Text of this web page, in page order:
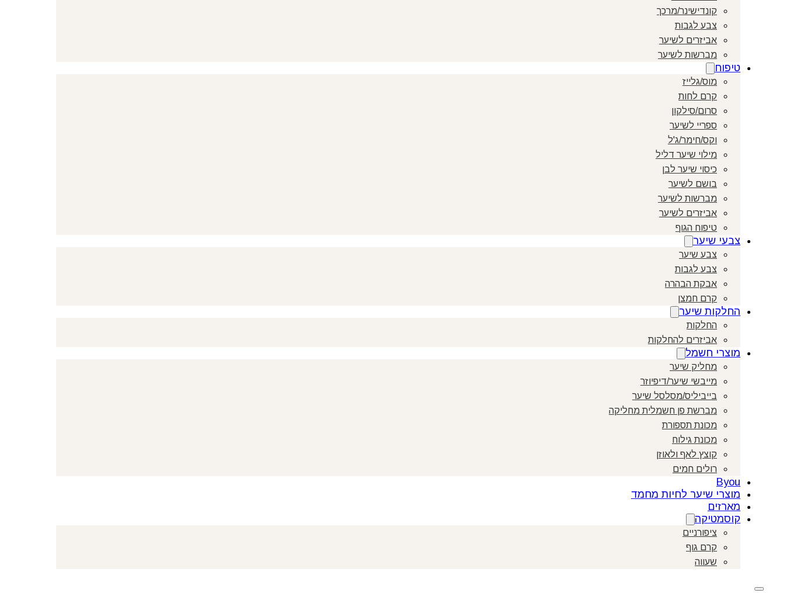
קונדישינר/מרכך
צבע לגבות
אביזרים לשיער
מברשות לשיער
טיפוח
מוס/גלייז
קרם לחות
סרום/סילקון
ספריי לשיער
וקס/חימר/ג'ל
מילוי שיער דליל
כיסוי שיער לבן
בושם לשיער
מברשות לשיער
אביזרים לשיער
טיפוח הגוף
צבעי שיער
צבע שיער
צבע לגבות
אבקת הבהרה
קרם חמצן
החלקות שיער
החלקות
אביזרים להחלקות
מוצרי חשמל
מחליק שיער
מייבשי שיער/דיפיוזר
בייביליס/מסלסל שיער
מברשת פן חשמלית מחליקה
מכונת תספורת
מכונת גילוח
קוצץ לאף ולאוזן
רולים חמים
Byou
מוצרי שיער לחיות מחמד
מארזים
קוסמטיקה
ציפורניים
קרם גוף
שעווה